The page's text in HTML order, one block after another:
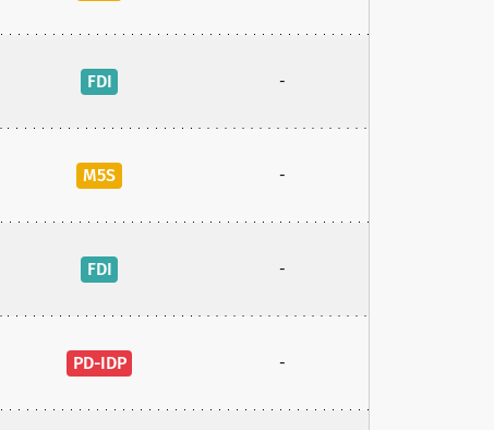
FDI -
M5S -
FDI -
PD-IDP -